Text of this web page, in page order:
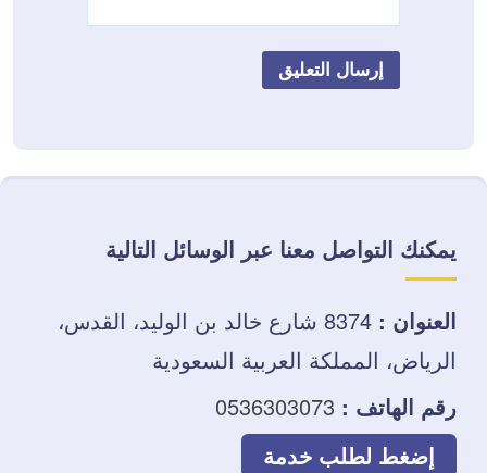
يمكنك التواصل معنا عبر الوسائل التالية
العنوان :
8374 شارع خالد بن الوليد، القدس،
الرياض، المملكة العربية السعودية
رقم الهاتف : 0536303073
إضغط لطلب خدمة